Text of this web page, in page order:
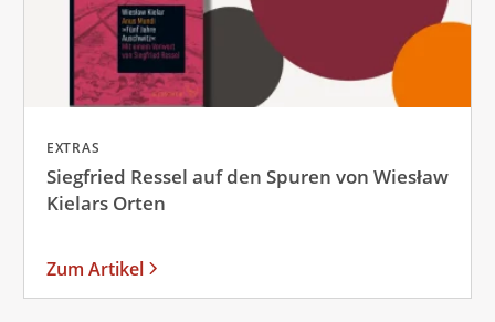
EXTRAS
Siegfried Ressel auf den Spuren von Wiesław
Kielars Orten
Zum Artikel